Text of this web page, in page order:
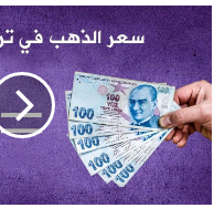
سعر
الذهب
في
تركيا
اليوم
سعر
غرام
الذهب
عيار